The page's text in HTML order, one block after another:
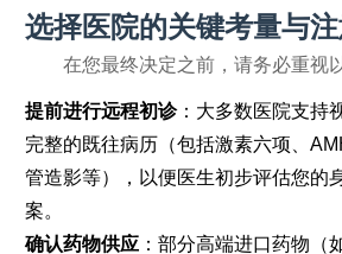
选择医院的关键考量与
在您最终决定之前，请务必重视
提前进行远程初诊：大多数医院支持
完整的既往病历（包括激素六项、
管造影等），以便医生初步评估您的
案。
确认药物供应：部分高端进口药物（